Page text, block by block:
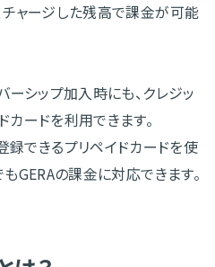
チャージした残高で課金が可能
ーシップ加入時にも、クレジッ
カードを利用できます。
できるプリペイドカードを使
GERAの課金に対応できます。